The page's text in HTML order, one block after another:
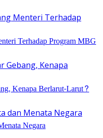
Terhadap Program MBG
Kenapa Berlarut-Larut?
Negara